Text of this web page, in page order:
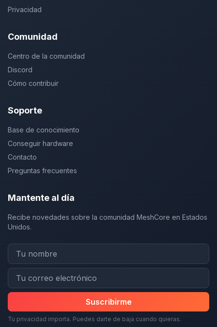
Privacidad
Comunidad
Centro de la comunidad
Discord
Cómo contribuir
Soporte
Base de conocimiento
Conseguir hardware
Contacto
Preguntas frecuentes
Mantente al día
Recibe novedades sobre la comunidad MeshCore en Estados
Unidos.
Suscribirme
Tu privacidad importa. Puedes darte de baja cuando quieras.